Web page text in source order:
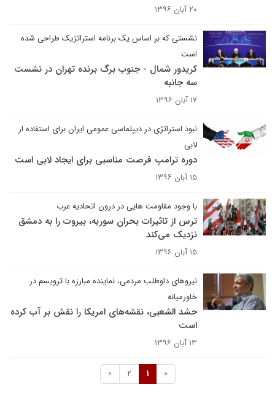
۲۰ آبان ۱۳۹۶
نشستی که بر اساس یک برنامه استراتژیک طراحی شده
است
کریدور شمال - جنوب برگ برنده تهران در نشست
سه جانبه
۱۷ آبان ۱۳۹۶
نبود استراتژی در دیپلماسی عمومی ایران برای استفاده ار
لابی
دوره ترامپ فرصت مناسبی برای ایجاد لابی است
۱۵ آبان ۱۳۹۶
با وجود مقاومت هایی در درون اتحادیه عرب
ترس از تاثیرات بحران سوریه، بیروت را به دمشق
نزدیک می‌کند
۱۵ آبان ۱۳۹۶
نیروهای داوطلب مردمی، نماینده مبارزه با ترویسم در
خاورمیانه
حشد الشعبی، نقشه‌های امریکا را نقش بر آب کرده
است
۱۳ آبان ۱۳۹۶
«
1
2
»